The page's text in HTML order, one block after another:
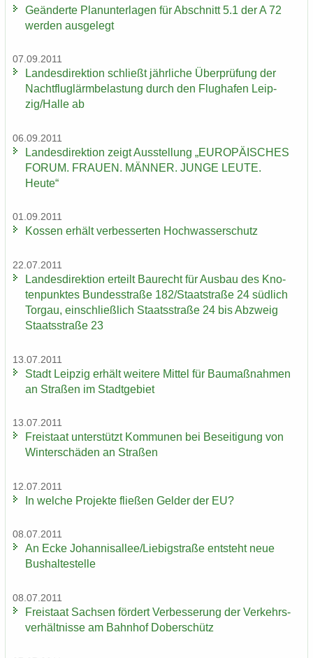
Ge­än­der­te Plan­un­ter­la­gen für Ab­schnitt 5.1 der A 72
wer­den aus­ge­legt
07.09.2011
Lan­des­di­rek­ti­on schließt jähr­li­che Über­prü­fung der
Nacht­flug­lärm­be­las­tung durch den Flug­ha­fen Leip­
zig/Halle ab
06.09.2011
Lan­des­di­rek­ti­on zeigt Aus­stel­lung „EU­RO­PÄI­SCHES
FORUM. FRAU­EN. MÄN­NER. JUNGE LEUTE.
Heute“
01.09.2011
Kos­sen er­hält ver­bes­ser­ten Hoch­was­ser­schutz
22.07.2011
Lan­des­di­rek­ti­on er­teilt Bau­recht für Aus­bau des Kno­
ten­punk­tes Bun­des­stra­ße 182/Staat­stra­ße 24 süd­lich
Tor­gau, ein­schließ­lich Staats­stra­ße 24 bis Ab­zweig
Staats­stra­ße 23
13.07.2011
Stadt Leip­zig er­hält wei­te­re Mit­tel für Bau­maß­nah­men
an Stra­ßen im Stadt­ge­biet
13.07.2011
Frei­staat un­ter­stützt Kom­mu­nen bei Be­sei­ti­gung von
Win­ter­schä­den an Stra­ßen
12.07.2011
In wel­che Pro­jek­te flie­ßen Gel­der der EU?
08.07.2011
An Ecke Jo­han­ni­s­al­lee/Lie­big­stra­ße ent­steht neue
Bus­hal­te­stel­le
08.07.2011
Frei­staat Sach­sen för­dert Ver­bes­se­rung der Ver­kehrs­
ver­hält­nis­se am Bahn­hof Do­ber­schütz